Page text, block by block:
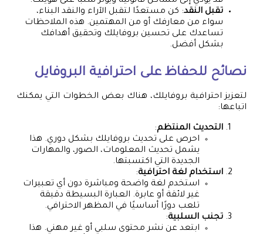
تقبل النقد: كن مستعدًا لتقبل الآراء والنقد البناء،
سواء من معارفك أو من المهتمين. هذه الملاحظات
تساعدك على تحسين بروفايلك وتحقيق أهدافك
بشكل أفضل.
نصائح للحفاظ على احترافية البروفايل
لتعزيز احترافية بروفايلك، هناك بعض الخطوات التي يمكنك
اتباعها:
التحديث المنتظم:
احرص على تحديث بروفايلك بشكل دوري. هذا
يشمل تحديث المعلومات، الصور، والمهارات
الجديدة التي اكتسبتها.
استخدام لغة احترافية:
استخدم لغة واضحة ومباشرة دون أي تعبيرات
غير لائقة أو عابرة. العبارة البسيطة دقيقة
تلعب دورًا أساسيًا في المظهر الاحترافي.
تجنب السلبية:
ابتعد عن نشر محتوى سلبي أو غير مهني. هذا